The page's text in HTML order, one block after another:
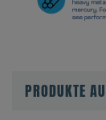
PRODUKTE